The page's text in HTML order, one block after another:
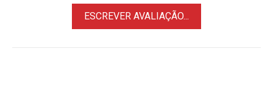
ESCREVER AVALIAÇÃO...